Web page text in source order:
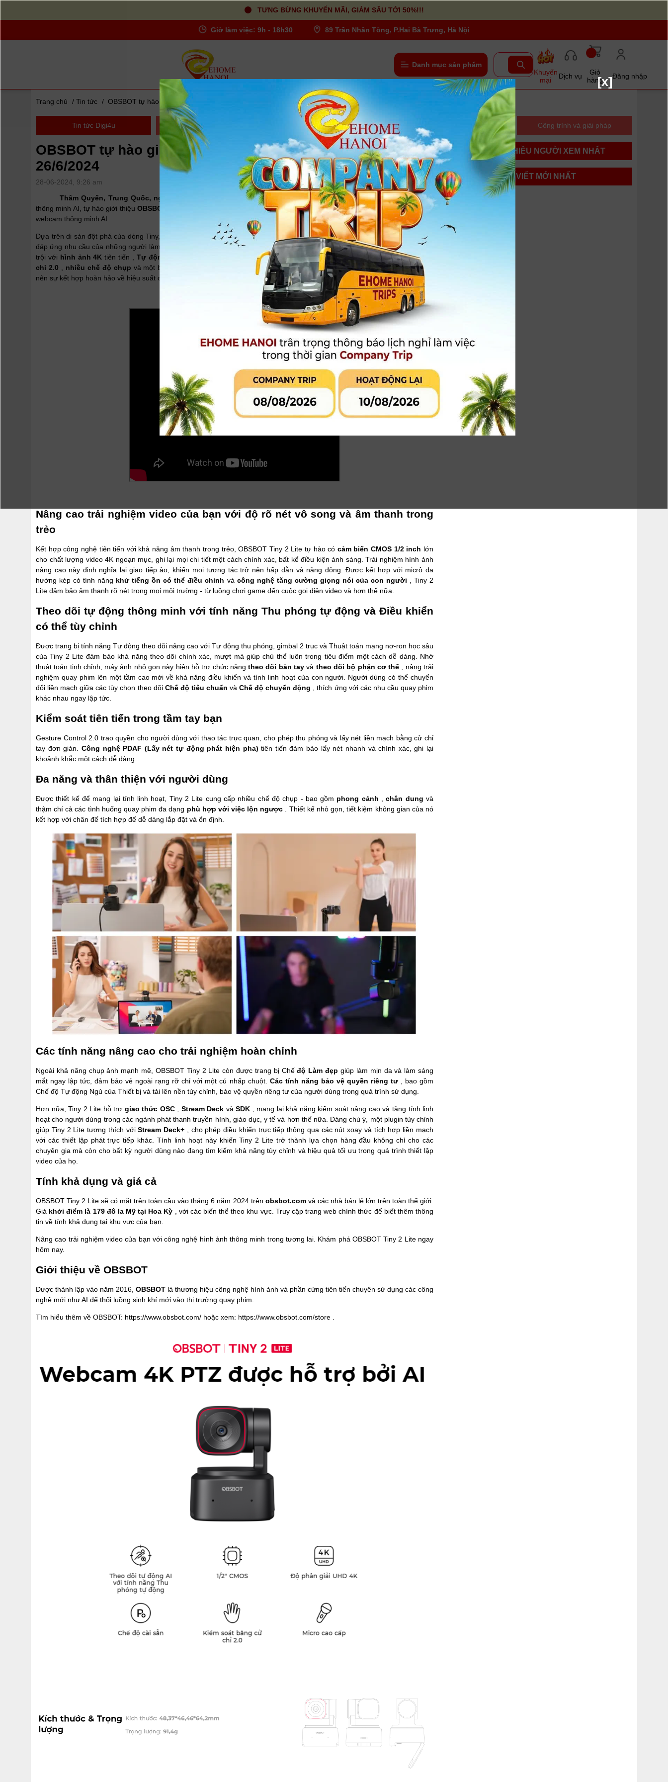
TƯNG BỪNG KHUYẾN MÃI, GIẢM SÂU TỚI 50%!!!
Giờ làm việc: 9h - 18h30 89 Trần Nhân Tông, P.Hai Bà Trưng, Hà Nội
Danh mục sản phẩm
Khuyến
mại
Dịch vụ
Giỏ
hàng
Đăng nhập
Trang chủ / Tin tức / OBSBOT tự hào giới thiệu OBSBOT Tiny 2 Lite ngày 26/6/2024
Tin tức Digi4u Thuật ngữ Digital Kinh Nghiệm và Thủ Thuật Tư vấn chọn mua Công trình và giải pháp
OBSBOT tự hào giới thiệu OBSBOT Tiny 2 Lite ngày
26/6/2024
28-06-2024, 9:26 am
Thâm Quyến, Trung Quốc, ngày 26 tháng 6 năm 2024- OBSBOT, công ty tiên phong trong công nghệ hình ảnh
thông minh AI, tự hào giới thiệuOBSBOT Tiny 2 Lite
, thiết lập một tiêu chuẩn mới cho sự xuất sắc về giá cả phải chăng của
webcam thông minh AI.
Dựa trên di sản đột phá của dòng Tiny, OBSBOT tiếp tục vượt qua các ranh giới bằng các tính năng cải tiến được thiết kế để
đáp ứng nhu cầu của những người làm việc từ xa và những người đam mê chơi game. Tiny 2 Lite mang đến chất lượng vượt
trội với hình ảnh 4K tiên tiến , Tự động theo dõi với Thu phóng tự động ,micrô đa hướng kép, Điều khiển bằng cử
chỉ 2.0
nhiều chế độ chụp và một bộ tính năng cải tiến khác, bao gồmchế độ làm đẹpvàbảo vệ quyền riêng tư,tạo
nên sự kết hợp hoàn hảo về hiệu suất chuyên nghiệp và sự thuận tiện cho người dùng.
Nâng cao trải nghiệm video của bạn với độ rõ nét vô song và âm thanh trong
trẻo
Kết hợp công nghệ tiên tiến với khả năng âm thanh trong trẻo, OBSBOT Tiny 2 Lite tự hào có cảm biến CMOS 1/2 inch lớn
cho chất lượng video 4K ngoạn mục, ghi lại mọi chi tiết một cách chính xác, bất kể điều kiện ánh sáng. Trải nghiệm hình ảnh
nâng cao này định nghĩa lại giao tiếp ảo, khiến mọi tương tác trở nên hấp dẫn và năng động. Được kết hợp với micrô đa
hướng kép có tính năng khử tiếng ồn có thể điều chỉnh và công nghệ tăng cường giọng nói của con người , Tiny 2
Lite đảm bảo âm thanh rõ nét trong mọi môi trường - từ luồng chơi game đến cuộc gọi điện video và hơn thế nữa.
Theo dõi tự động thông minh với tính năng Thu phóng tự động và Điều khiển
có thể tùy chỉnh
Được trang bị tính năng Tự động theo dõi nâng cao với Tự động thu phóng, gimbal 2 trục và Thuật toán mạng nơ-ron học sâu
của Tiny 2 Lite đảm bảo khả năng theo dõi chính xác, mượt mà giúp chủ thể luôn trong tiêu điểm một cách dễ dàng. Nhờ
thuật toán tinh chỉnh, máy ảnh nhỏ gọn này hiện hỗ trợ chức năngtheo dõi bàn tay và theo dõi bộ phận cơ thể , nâng trải
nghiệm quay phim lên một tầm cao mới về khả năng điều khiển và tính linh hoạt của con người. Người dùng có thể chuyển
đổi liền mạch giữa các tùy chọn theo dõi Chế độ tiêu chuẩn vàChế độ chuyển động , thích ứng với các nhu cầu quay phim
khác nhau ngay lập tức.
Kiểm soát tiên tiến trong tầm tay bạn
Gesture Control 2.0 trao quyền cho người dùng với thao tác trực quan, cho phép thu phóng và lấy nét liền mạch bằng cử chỉ
tay đơn giản. Công nghệ PDAF (Lấy nét tự động phát hiện pha) tiên tiến đảm bảo lấy nét nhanh và chính xác, ghi lại
khoảnh khắc một cách dễ dàng.
Đa năng và thân thiện với người dùng
Được thiết kế để mang lại tính linh hoạt, Tiny 2 Lite cung cấp nhiều chế độ chụp - bao gồm phong cảnh ,chân dung và
thậm chí cả các tình huống quay phim đa dạng phù hợp với việc lộn ngược . Thiết kế nhỏ gọn, tiết kiệm không gian của nó
kết hợp với chân đế tích hợp để dễ dàng lắp đặt và ổn định.
Các tính năng nâng cao cho trải nghiệm hoàn chỉnh
Ngoài khả năng chụp ảnh mạnh mẽ, OBSBOT Tiny 2 Lite còn được trang bị Chếđộ Làm đẹp giúp làm mịn da và làm sáng
mắt ngay lập tức, đảm bảo vẻ ngoài rạng rỡ chỉ với một cú nhấp chuột. Các tính năng bảo vệ quyền riêng tư, bao gồm
Chế độ Tự động Ngủ của Thiết bị và tải lên nền tùy chỉnh, bảo vệ quyền riêng tư của người dùng trong quá trình sử dụng.
Hơn nữa, Tiny 2 Lite hỗ trợ giao thức OSC, Stream Deck vàSDK , mang lại khả năng kiểm soát nâng cao và tăng tính linh
hoạt cho người dùng trong các ngành phát thanh truyền hình, giáo dục, y tế và hơn thế nữa. Đáng chú ý, một plugin tùy chỉnh
giúp Tiny 2 Lite tương thích vớiStream Deck+ , cho phép điều khiển trực tiếp thông qua các nút xoay và tích hợp liền mạch
với các thiết lập phát trực tiếp khác. Tính linh hoạt này khiến Tiny 2 Lite trở thành lựa chọn hàng đầu không chỉ cho các
chuyên gia mà còn cho bất kỳ người dùng nào đang tìm kiếm khả năng tùy chỉnh và hiệu quả tối ưu trong quá trình thiết lập
video của họ.
Tính khả dụng và giá cả
OBSBOT Tiny 2 Lite sẽ có mặt trên toàn cầu vào tháng 6 năm 2024 trên obsbot.comvà các nhà bán lẻ lớn trên toàn thế giới.
Giá khởi điểm là 179 đô la Mỹ tại Hoa Kỳ , với các biến thể theo khu vực. Truy cậptrang web chính thức để biết thêm thông
tin về tính khả dụng tại khu vực của bạn.
Nâng cao trải nghiệm video của bạn với công nghệ hình ảnh thông minh trong tương lai. Khám phá OBSBOT Tiny 2 Lite ngay
hôm nay.
Giới thiệu về OBSBOT
Được thành lập vào năm 2016, OBSBOT là thương hiệu công nghệ hình ảnh và phần cứng tiên tiến chuyên sử dụng các công
nghệ mới như AI để thổi luồng sinh khí mới vào thị trường quay phim.
Tìm hiểu thêm về OBSBOT: https://www.obsbot.com/ hoặc xem: https://www.obsbot.com/store
BÀI VIẾT NHIỀU NGƯỜI XEM NHẤT
BÀI VIẾT MỚI NHẤT
[x]